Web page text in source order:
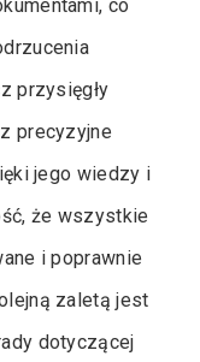
co
przysięgły
precyzyjne
jego wiedzy i
że wszystkie
i poprawnie
zaletą jest
dotyczącej